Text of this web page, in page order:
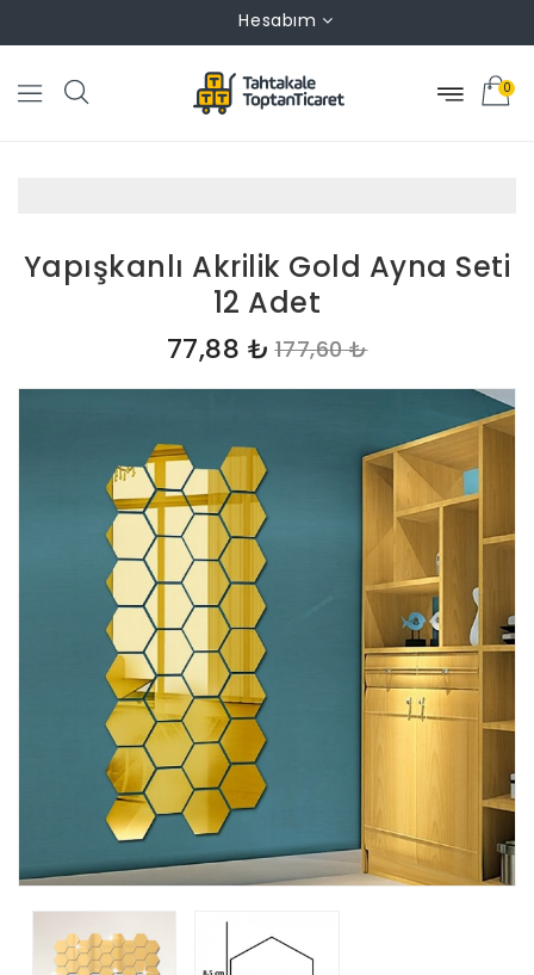
Hesabım
0
Yapışkanlı Akrilik Gold Ayna Seti
12 Adet
77,88 ₺ 177,60 ₺